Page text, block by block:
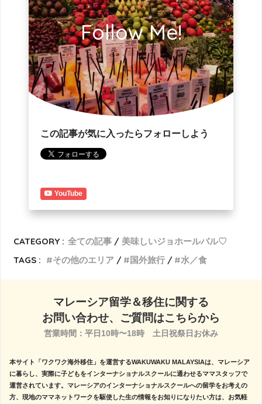
Follow Me!
この記事が気に入ったらフォローしよう
YouTube
CATEGORY : 全ての記事
美味しいジョホールバル♡
TAGS :
その他のエリア 国外旅行 水／食
マレーシア留学＆移住に関する
お問い合わせ、ご質問はこちらから
営業時間：平日10時〜18時　土日祝祭日お休み
本サイト「ワクワク海外移住」を運営するWAKUWAKU MALAYSIAは、マレーシア
に暮らし、実際に子どもをインターナショナルスクールに通わせるママスタッフで
運営されています。マレーシアのインターナショナルスクールへの留学をお考えの
方、現地のママネットワークを駆使した生の情報をお知りになりたい方は、お気軽